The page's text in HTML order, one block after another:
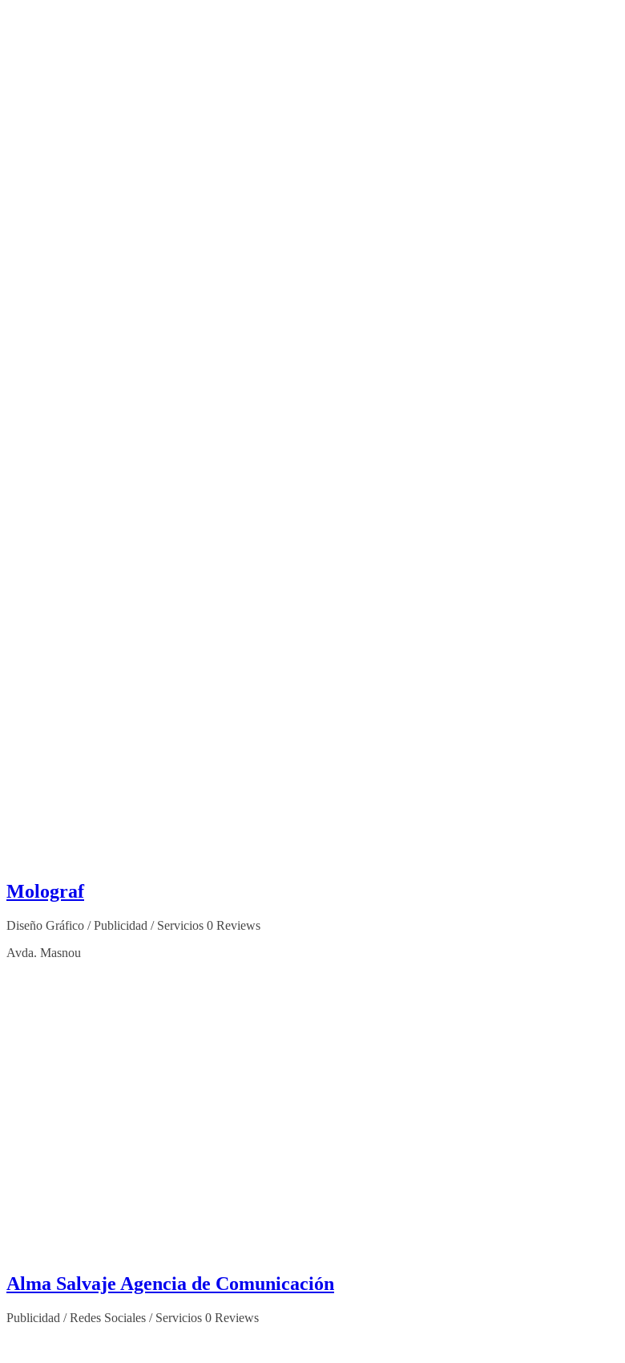
Molograf
Diseño Gráfico / Publicidad / Servicios 0 Reviews
Avda. Masnou
Alma Salvaje Agencia de Comunicación
Publicidad / Redes Sociales / Servicios 0 Reviews